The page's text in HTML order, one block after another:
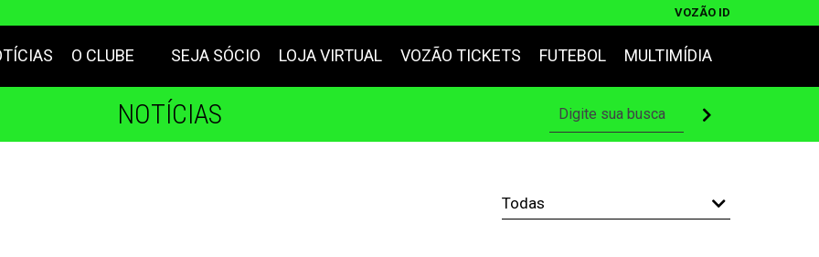
VOZÃO ID
O CLUBE SEJA SÓCIO LOJA VIRTUAL VOZÃO TICKETS FUTEBOL MULTIMÍDIA
NOTÍCIAS